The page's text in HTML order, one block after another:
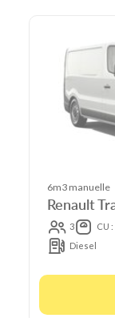
6m3 manuelle
Renault
3 CU
Diesel